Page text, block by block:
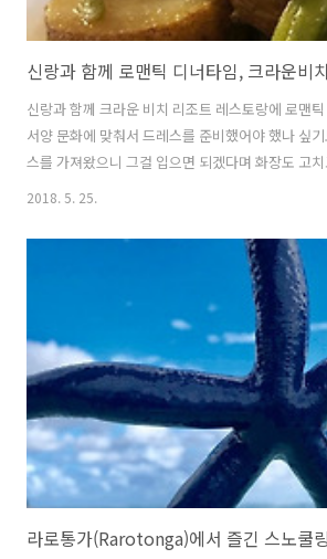
신랑과 함께 로맨틱 디너타임, 크라운비
신랑과 함께 크라운 비치 리조트 레스토랑에 로맨
서양 문화에 맞춰서 드레스를 준비했어야 했나 싶
스를 가져왔으니 그걸 입으면 되겠다며 화장도 고
장을 했죠. 레스토랑에 들어서니 생각보다 많은 여
레스 문화입니다. 그래도 즐기기 위해 이 곳에 왔으
랑과 오붓한 시간을 즐기고 싶었어요. 곧 직원이 메
요. 조금 일찍 레스토랑에 갔더니 대부분의 사람들
서 빈자리가 많았어요. 이 곳에서는 요일별로 다른
펼쳐지는데 어제는 기타 연주를 하더니 저희가 방문
주가 펼쳐졌어요. ..
2018. 5. 25.
라로통가(Rarotonga)에서 즐긴 스노쿨